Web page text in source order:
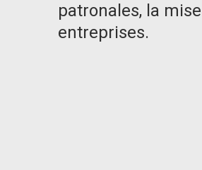
patronales, la
entreprises.